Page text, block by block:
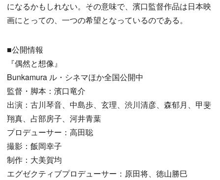
になるかもしれない。その意味で、濱口監督作品は日本映
画にとっての、一つの希望となっているのである。
■公開情報
『偶然と想像』
Bunkamura ル・シネマほか全国公開中
監督・脚本：濱口竜介
出演：古川琴音、中島歩、玄理、渋川清彦、森郁月、甲斐
翔真、占部房子、河井青葉
プロデューサー：高田聡
撮影：飯岡幸子
制作：大美賀均
エグゼクティブプロデューサー：原田将、徳山勝巳